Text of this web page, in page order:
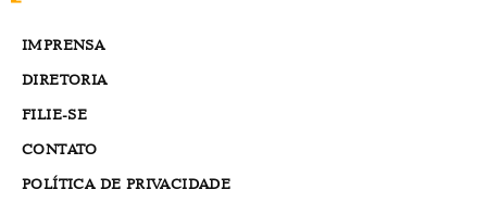
IMPRENSA
DIRETORIA
FILIE-SE
CONTATO
POLÍTICA DE PRIVACIDADE